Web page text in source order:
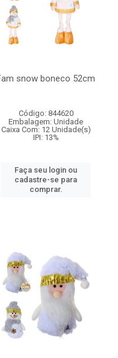
snow boneco 52cm
Código: 844620
Embalagem: Unidade
Caixa Com: 12 Unidade(s)
IPI: 13%
Faça seu login ou
cadastre-se para
comprar.